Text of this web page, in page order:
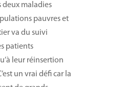
deux maladies
pauvres et
va du suivi
patients
leur réinsertion
un vrai défi car la